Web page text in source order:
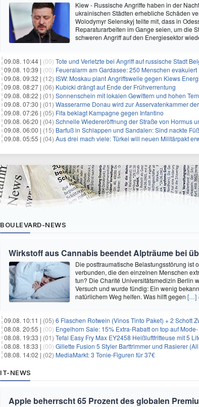
Kiew - Russische Angriffe haben in der
ukrainischen Städten erhebliche Schäden
Wolodymyr Selenskyj teilte mit, dass in
Reparaturarbeiten im Gange seien, um die
schweren Angriff auf den Energiesektor
09.08. 10:44 | (00) Tote und Verletzte bei Angriff auf russische Stadt
09.08. 10:39 | (00) Feueralarm am Gardasee: 250 Menschen evakuiert
09.08. 09:32 | (12) ISW: Moskau plant Angriffswelle gegen Kiews
09.08. 08:27 | (06) Kubicki drängt auf Ende der Frühverrentung
09.08. 08:22 | (01) Sonnenschein mit lokalen Gewittern und hohen
09.08. 07:30 | (01) Wasserarme Donau wird zur Asservatenkammer
09.08. 07:26 | (05) Fifa beklagt Kampagne gegen Infantino
09.08. 06:20 | (04) Schnelle Wiedereröffnung der Straße von Hormus
09.08. 06:00 | (15) Barfuß in Schlappen und Sandalen: Sind nackte
09.08. 05:55 | (04) Aus drei mach viele: Türkei will neuen Militärpakt
BOULEVARD-NEWS
Wirkstoff aus Cannabis beendet Alpträume bei
Die posttraumatische Belastungsstörung ist
verbunden, die den einzelnen Menschen
tun? Die Charité Universitätsmedizin Berlin
Versuch und wurde fündig: Ein wenig
natürlichem Weg helfen. Was hilft gegen […]
09.08. 10:11 | (05) 6 Flaschen Rotwein (Vinos Tinto Paket) + 2 Schott
08.08. 20:55 | (00) Engelhorn Sale: 15% Extra-Rabatt on top auf
08.08. 19:33 | (01) Tefal Easy Fry Max EY2458 Heißluftfritteuse mit 5
08.08. 18:33 | (00) Gillette Fusion 5 Styler Barttrimmer und Rasierer
08.08. 14:02 | (02) MediaMarkt: 3 Tonie-Figuren für 37€
IT-NEWS
Apple beherrscht 65 Prozent des globalen